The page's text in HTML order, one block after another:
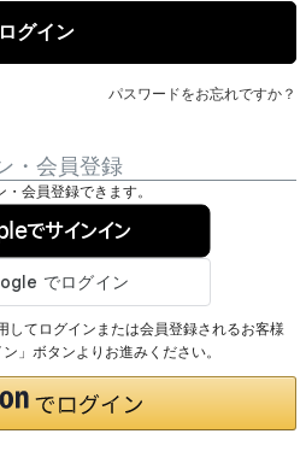
ログイン
パスワードをお忘れですか？
・会員登録
会員登録できます。
でサインイン
してログインまたは会員登録されるお客様
」ボタンよりお進みください。